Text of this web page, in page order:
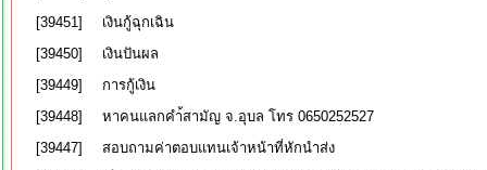
[39451]
เงินกู้ฉุกเฉิน
[39450]
เงินปันผล
[39449]
การกู้เงิน
[39448]
หาคนแลกคำ้สามัญ จ.อุบล โทร 0650252527
[39447]
สอบถามค่าตอบแทนเจ้าหน้าที่หักนำส่ง